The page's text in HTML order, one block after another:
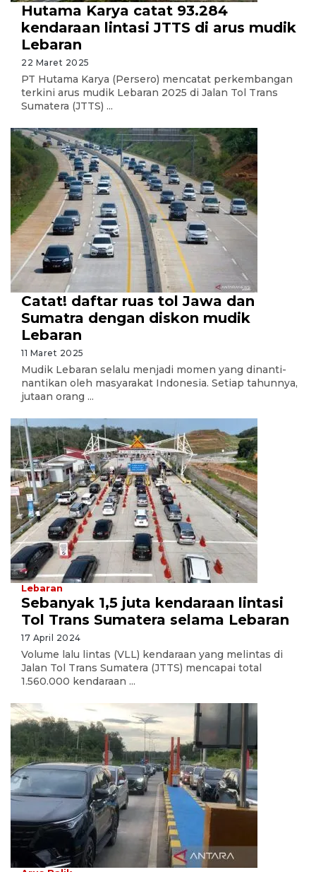
Hutama Karya catat 93.284
kendaraan lintasi JTTS di arus mudik
Lebaran
22 Maret 2025
PT Hutama Karya (Persero) mencatat perkembangan
terkini arus mudik Lebaran 2025 di Jalan Tol Trans
Sumatera (JTTS) ...
Catat! daftar ruas tol Jawa dan
Sumatra dengan diskon mudik
Lebaran
11 Maret 2025
Mudik Lebaran selalu menjadi momen yang dinanti-
nantikan oleh masyarakat Indonesia. Setiap tahunnya,
jutaan orang ...
Lebaran
Sebanyak 1,5 juta kendaraan lintasi
Tol Trans Sumatera selama Lebaran
17 April 2024
Volume lalu lintas (VLL) kendaraan yang melintas di
Jalan Tol Trans Sumatera (JTTS) mencapai total
1.560.000 kendaraan ...